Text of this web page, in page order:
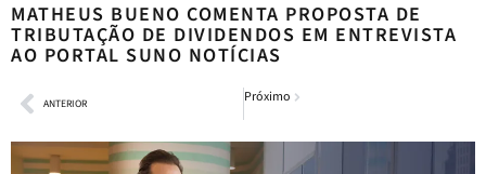
MATHEUS BUENO COMENTA PROPOSTA DE
TRIBUTAÇÃO DE DIVIDENDOS EM ENTREVISTA
AO PORTAL SUNO NOTÍCIAS
ANTERIOR Próximo